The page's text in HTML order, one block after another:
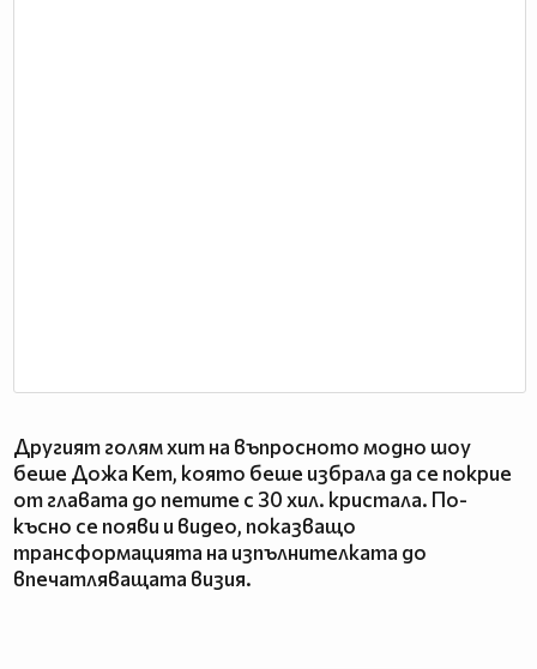
Другият голям хит на въпросното модно шоу
беше Дожа Кет, която беше избрала да се покрие
от главата до петите с 30 хил. кристала. По-
късно се появи и видео, показващо
трансформацията на изпълнителката до
впечатляващата визия.